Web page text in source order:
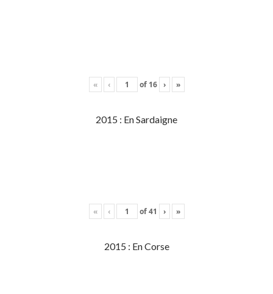
« ‹ of 16 › »
2015 : En Sardaigne
« ‹ of41 › »
2015 : En Corse